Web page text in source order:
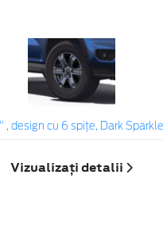
, design cu 6 spiţe, Dark
Vizualizați detalii